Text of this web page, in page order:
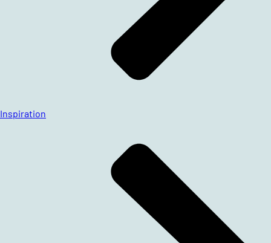
Inspiration